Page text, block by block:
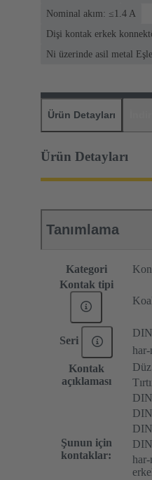
Nominal akım: ≤1.4 A
Dişi kontak erkek
Ni üzerinde asil metal
Ürün Detayları
Ürün Detayları
Tanımlama
Kategori
Kontak tipi
Seri
Kontak
açıklaması
Düz
Şunun için
kontaklar: